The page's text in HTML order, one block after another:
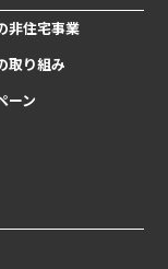
非住宅事業
取り組み
ーン